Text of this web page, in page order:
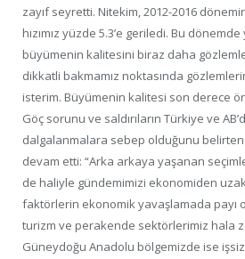
zayıf seyretti. Nitekim, 2012-2016
hızımız yüzde 5.3’e geriledi. Bu
büyümenin kalitesini biraz daha
dikkatli bakmamız noktasında
isterim. Büyümenin kalitesi son derece
Göç sorunu ve saldırıların Türkiye ve
dalgalanmalara sebep olduğunu
devam etti: “Arka arkaya yaşanan
de haliyle gündemimizi ekonomiden
faktörlerin ekonomik yavaşlamada payı
turizm ve perakende sektörlerimiz hala
Güneydoğu Anadolu bölgemizde ise